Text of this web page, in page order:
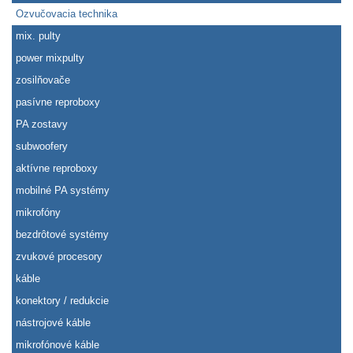
Ozvučovacia technika
mix. pulty
power mixpulty
zosilňovače
pasívne reproboxy
PA zostavy
subwoofery
aktívne reproboxy
mobilné PA systémy
mikrofóny
bezdrôtové systémy
zvukové procesory
káble
konektory / redukcie
nástrojové káble
mikrofónové káble